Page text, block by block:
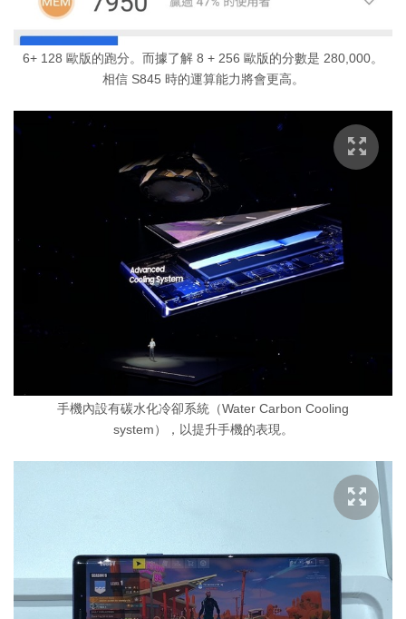
6+ 128 歐版的跑分。而據了解 8 + 256 歐版的分數是 280,000。
相信 S845 時的運算能力將會更高。
手機內設有碳水化冷卻系統（Water Carbon Cooling
system），以提升手機的表現。